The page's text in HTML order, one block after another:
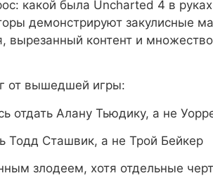
какой была Uncharted 4 в
демонстрируют закулисные
вырезанный контент и
от вышедшей игры:
отдать Алану Тьюдику, а не
Тодд Сташвик, а не Трой Бейкер
злодеем, хотя отдельные